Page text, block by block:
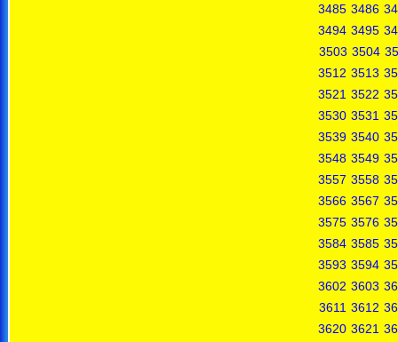
3485 3486
3494 3495
3503 3504
3512 3513
3521 3522
3530 3531
3539 3540
3548 3549
3557 3558
3566 3567
3575 3576
3584 3585
3593 3594
3602 3603
3611 3612
3620 3621